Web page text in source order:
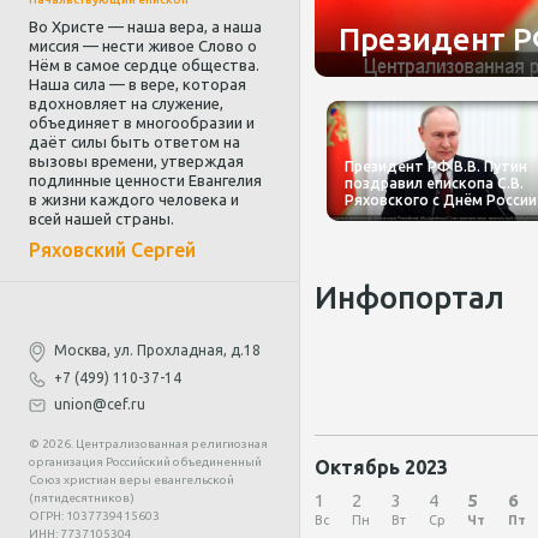
Во Христе — наша вера, а наша
миссия — нести живое Слово о
Нём в самое сердце общества.
Наша сила — в вере, которая
вдохновляет на служение,
объединяет в многообразии и
даёт силы быть ответом на
вызовы времени, утверждая
подлинные ценности Евангелия
в жизни каждого человека и
всей нашей страны.
Ряховский Сергей
Москва, ул. Прохладная, д.18
+7 (499) 110-37-14
union@cef.ru
© 2026. Централизованная религиозная
организация Российский объединенный
Союз христиан веры евангельской
(пятидесятников)
ОГРН: 1037739415603
ИНН: 7737105304
Открыта
Президент
Днём
Ряховского
РФ по
епископу
Открыта регистрация на
Собор РОСХВЕ(п) 2026
Президент РФ В.В. Путин
поздравил епископа С.В.
Ряховского с Днём России
Инфопортал
Октябрь 2023
1
Вс
2
Пн
3
Вт
4
Ср
5
Чт
6
Пт